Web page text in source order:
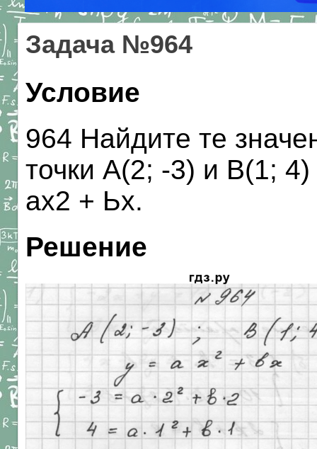
Задача №964
Условие
964 Найдите те
точки А(2; -3) и В(1;
ах2 + Ьх.
Решение